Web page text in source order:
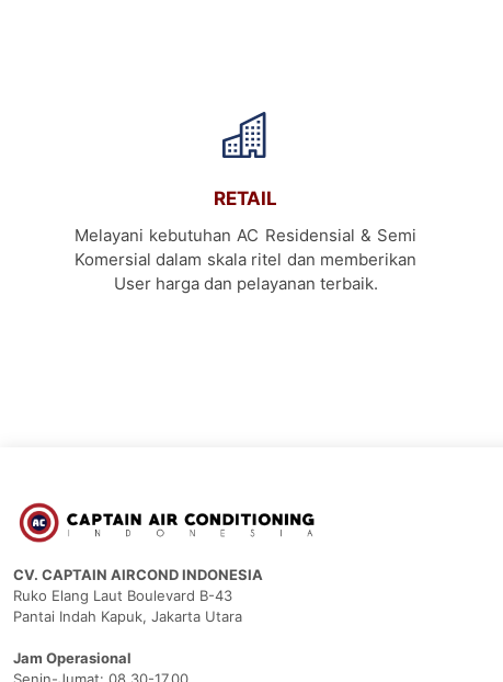
RETAIL
Melayani kebutuhan AC Residensial & Semi
Komersial dalam skala ritel dan memberikan
User harga dan pelayanan terbaik.
CV. CAPTAIN AIRCOND INDONESIA
Ruko Elang Laut Boulevard B-43
Pantai Indah Kapuk, Jakarta Utara
Jam Operasional